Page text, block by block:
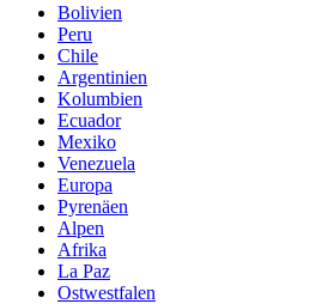
Bolivien
Peru
Chile
Argentinien
Kolumbien
Ecuador
Mexiko
Venezuela
Europa
Pyrenäen
Alpen
Afrika
La Paz
Ostwestfalen